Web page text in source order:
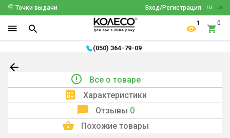
ru ua
Вход/Регистрация
Точки выдачи
1 0
(050) 364-79-09
Все о товаре
Характеристики
Отзывы 0
Похожие товары